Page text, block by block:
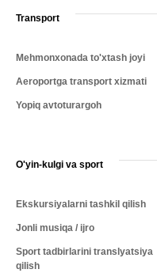
Transport
Mehmonxonada to'xtash joyi
Aeroportga transport xizmati
Yopiq avtoturargoh
O'yin-kulgi va sport
Ekskursiyalarni tashkil qilish
Jonli musiqa / ijro
Sport tadbirlarini translyatsiya
qilish